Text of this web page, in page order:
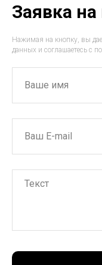
Заявка
Нажимая на кнопку, вы
данных и соглашаетесь c